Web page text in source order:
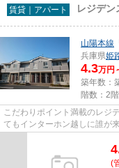
賃貸｜アパート レジデン
山陽本線
兵庫県姫
4.3万円
築年数：
階数：2
こだわりポイント満載のレジ
てもインターホン越しに誰が
す。洗面所が独立した、使い
(